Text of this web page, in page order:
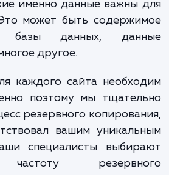
выполняют
надежное
сайта. Мы
и его структуры
именно данные важны